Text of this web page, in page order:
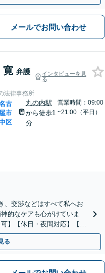
メールでお問い合わせ
寛 弁護
インタビューを見
る
法律事務所
古
市
区
丸の内駅
から徒歩1
分
営業時間：09:00
~21:00（平日）
、交渉などはすべて私へお
的なケアも心がけていま
】【休日・夜間対応】【初
護士です。
る